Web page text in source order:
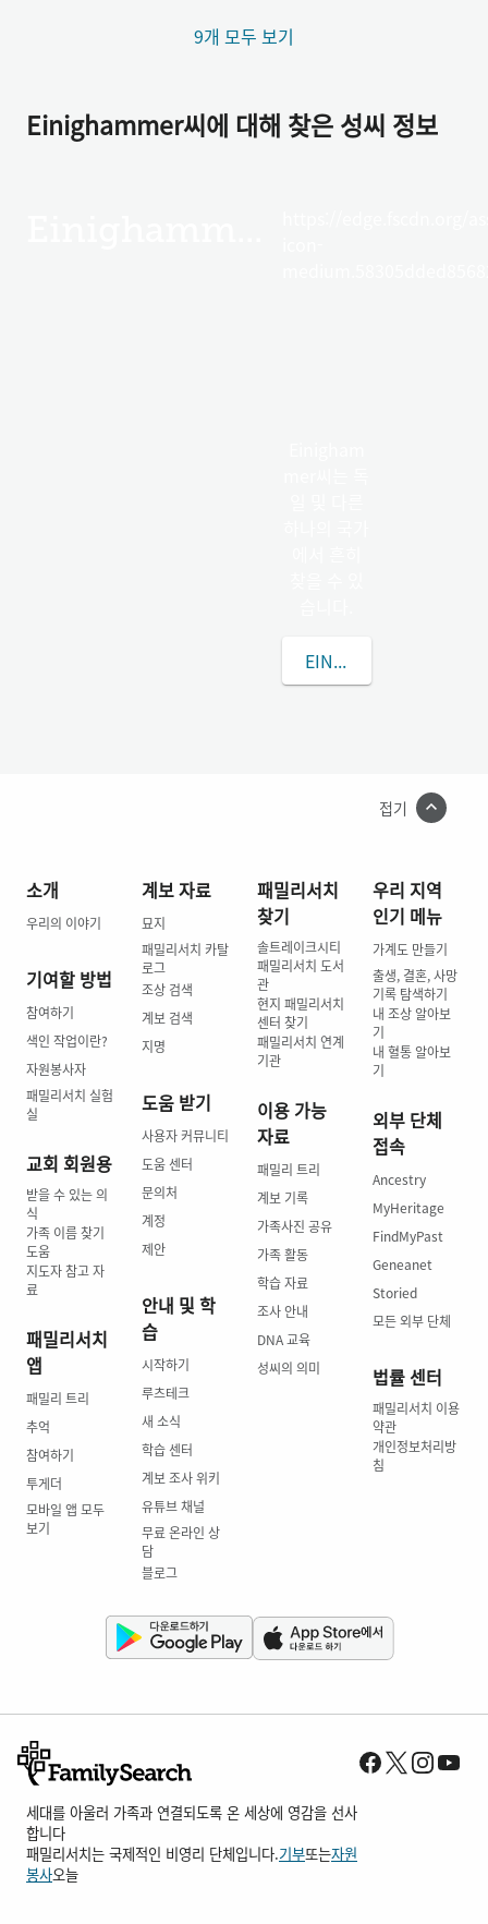
9개 모두 보기
Einighammer씨에 대해 찾은 성씨 정보
EINIGHAMMER씨에 대
접기
소개
우리의 이야기
기여할 방법
참여하기
색인 작업이란?
자원봉사자
패밀리서치 실험
실
교회 회원용
받을 수 있는 의
식
가족 이름 찾기
도움
지도자 참고 자
료
패밀리서치
앱
패밀리 트리
추억
참여하기
투게더
모바일 앱 모두
보기
계보 자료
묘지
패밀리서치 카탈
로그
조상 검색
계보 검색
지명
도움 받기
사용자 커뮤니티
도움 센터
문의처
계정
제안
안내 및 학
습
시작하기
루츠테크
새 소식
학습 센터
계보 조사 위키
유튜브 채널
무료 온라인 상
담
블로그
패밀리서치
찾기
솔트레이크시티
패밀리서치 도서
관
현지 패밀리서치
센터 찾기
패밀리서치 연계
기관
이용 가능
자료
패밀리 트리
계보 기록
가족사진 공유
가족 활동
학습 자료
조사 안내
DNA 교육
성씨의 의미
우리 지역
인기 메뉴
가계도 만들기
출생, 결혼, 사망
기록 탐색하기
내 조상 알아보
기
내 혈통 알아보
기
외부 단체
접속
Ancestry
MyHeritage
FindMyPast
Geneanet
Storied
모든 외부 단체
법률 센터
패밀리서치 이용
약관
개인정보처리방
침
세대를 아울러 가족과 연결되도록 온 세상에 영감을 선사
합니다
패밀리서치는 국제적인 비영리 단체입니다.기부또는자원
봉사오늘